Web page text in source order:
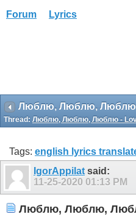
Forum Lyrics
Люблю, Люблю, Люблю
Thread: Люблю, Люблю, Люблю -
Tags: english lyrics
IgorAppilat said:
11-25-2020 01:13 PM
Люблю, Люблю,